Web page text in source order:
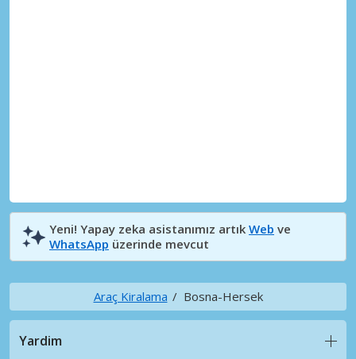
Yeni! Yapay zeka asistanımız artık Web ve
WhatsApp üzerinde mevcut
Araç Kiralama Bosna-Hersek
Yardim